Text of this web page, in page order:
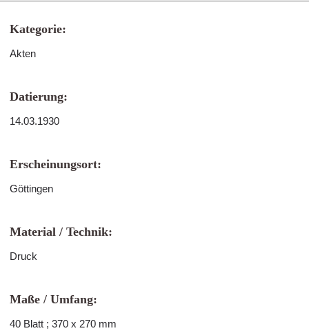
Kategorie:
Akten
Datierung:
14.03.1930
Erscheinungsort:
Göttingen
Material / Technik:
Druck
Maße / Umfang:
40 Blatt ; 370 x 270 mm